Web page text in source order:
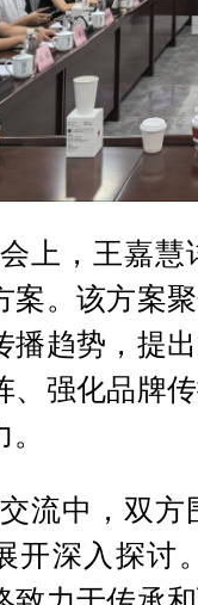
上，王嘉
案。该方案
播趋势，提
、强化品牌
流中，双
开深入探讨